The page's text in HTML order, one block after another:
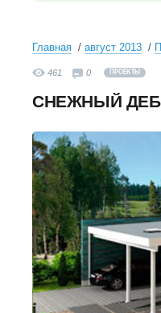
Главная август 2013
461 0 ПРОЕКТЫ
СНЕЖНЫЙ